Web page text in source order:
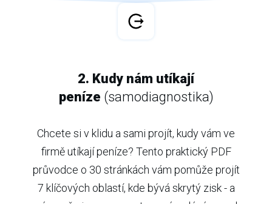
2. Kudy nám utíkají
peníze (samodiagnostika)
Chcete si v klidu a sami projít, kudy vám ve
firmě utíkají peníze? Tento praktický PDF
průvodce o 30 stránkách vám pomůže projít
7 klíčových oblastí, kde bývá skrytý zisk - a